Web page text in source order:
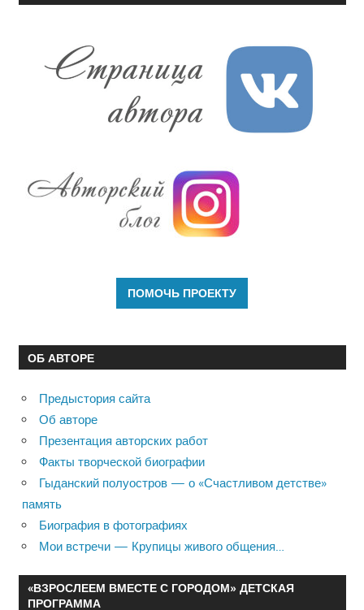
ОБ АВТОРЕ
Предыстория сайта
Об авторе
Презентация авторских работ
Факты творческой биографии
Гыданский полуостров — о «Счастливом детстве»
память
Биография в фотографиях
Мои встречи — Крупицы живого общения…
«ВЗРОСЛЕЕМ ВМЕСТЕ С ГОРОДОМ» ДЕТСКАЯ
ПРОГРАММА